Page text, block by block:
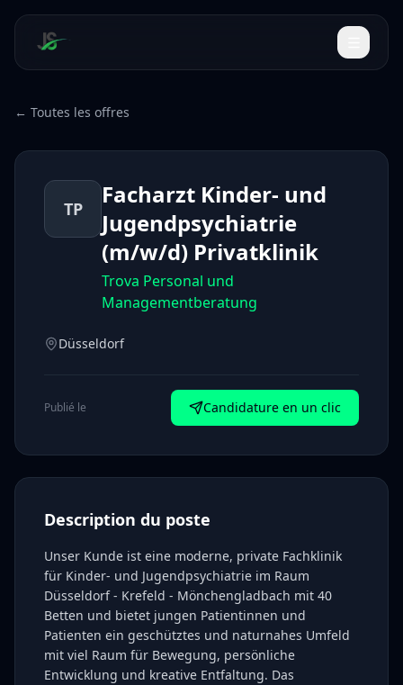
← Toutes les offres
TP
Facharzt Kinder- und
Jugendpsychiatrie
(m/w/d) Privatklinik
Trova Personal und
Managementberatung
Düsseldorf
Publié le Candidature en un clic
Description du poste
Unser Kunde ist eine moderne, private Fachklinik
für Kinder- und Jugendpsychiatrie im Raum
Düsseldorf - Krefeld - Mönchengladbach mit 40
Betten und bietet jungen Patientinnen und
Patienten ein geschütztes und naturnahes Umfeld
mit viel Raum für Bewegung, persönliche
Entwicklung und kreative Entfaltung. Das